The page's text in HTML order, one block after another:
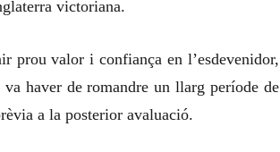
victoriana.
prou valor i confiança en l’esdevenidor,
haver de romandre un llarg període de
a la posterior avaluació.